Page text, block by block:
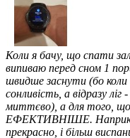
Коли я бачу, що спати
випиваю перед сном 1
швидше заснути (бо коли
сонливість, а відразу
миттєво), а для того,
ЕФЕКТИВНІШЕ.
прекрасно, і більш